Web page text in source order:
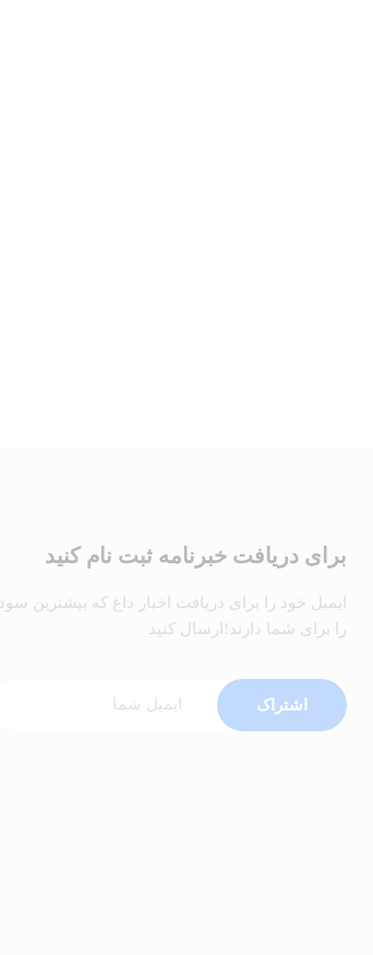
برای دریافت خبرنامه ثبت نام کنید
ایمیل خود را برای دریافت اخبار داغ که بیشترین سود
را برای شما دارند!ارسال کنید
اشتراک